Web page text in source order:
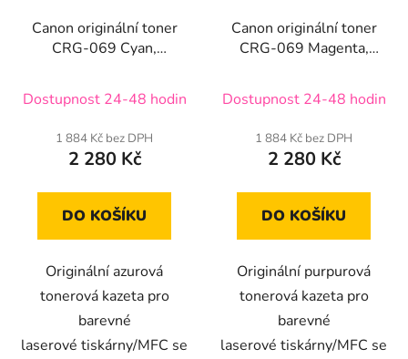
Canon originální toner
CRG-069 Cyan,
Dostupnost 24-48 hodin
1 884 Kč bez DPH
2 280 Kč
DO KOŠÍKU
Originální azurová
tonerová kazeta pro
barevné
laserové tiskárny/MFC se
Canon originální toner
CRG-069 Magenta,
Dostupnost 24-48 hodin
1 884 Kč bez DPH
2 280 Kč
DO KOŠÍKU
Originální purpurová
tonerová kazeta pro
barevné
laserové tiskárny/MFC se